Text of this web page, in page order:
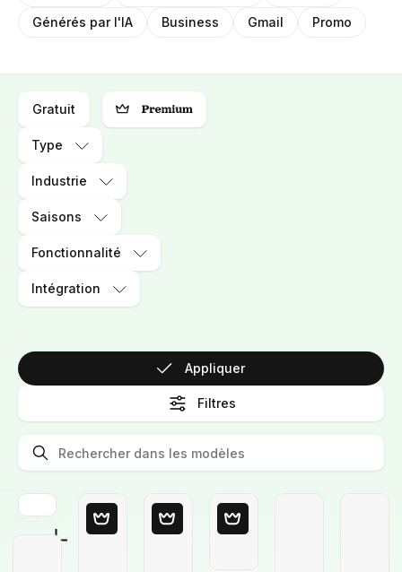
Générés par l'IA
Business Gmail Promo
Gratuit
Type
Industrie
Saisons
Fonctionnalité
Intégration
Appliquer
Filtres